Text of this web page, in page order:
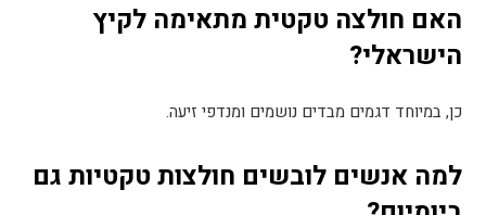
האם חולצה טקטית מתאימה לקיץ
הישראלי?
כן, במיוחד דגמים מבדים נושמים ומנדפי זיעה.
למה אנשים לובשים חולצות טקטיות גם